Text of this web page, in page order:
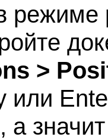
режиме
>
или
а